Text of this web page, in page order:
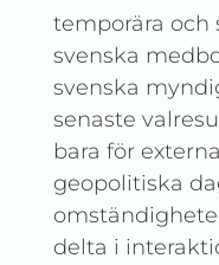
temporära och
svenska
svenska
senaste
bara för
geopolitiska
delta i